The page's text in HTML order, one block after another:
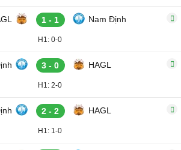
1 - 1 Nam Định
H1: 0-0
3 - 0 HAGL
H1: 2-0
2 - 2 HAGL
H1: 1-0